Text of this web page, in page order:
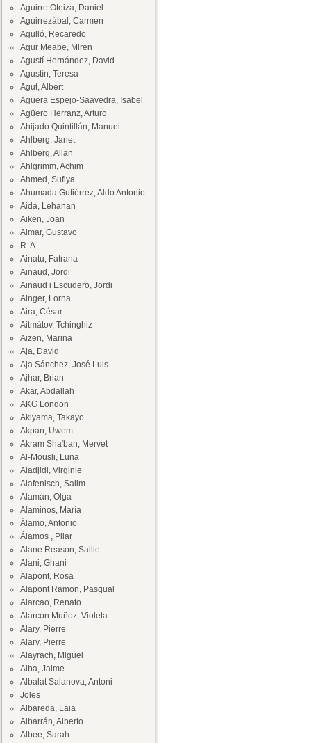
Aguirre Oteiza, Daniel
Aguirrezábal, Carmen
Agulló, Recaredo
Agur Meabe, Miren
Agustí Hernández, David
Agustín, Teresa
Agut, Albert
Agüera Espejo-Saavedra, Isabel
Agüero Herranz, Arturo
Ahijado Quintillán, Manuel
Ahlberg, Janet
Ahlberg, Allan
Ahlgrimm, Achim
Ahmed, Sufiya
Ahumada Gutiérrez, Aldo Antonio
Aida, Lehanan
Aiken, Joan
Aimar, Gustavo
R. A.
Ainatu, Fatrana
Ainaud, Jordi
Ainaud i Escudero, Jordi
Ainger, Lorna
Aira, César
Aitmátov, Tchinghiz
Aizen, Marina
Aja, David
Aja Sánchez, José Luis
Ajhar, Brian
Akar, Abdallah
AKG London
Akiyama, Takayo
Akpan, Uwem
Akram Sha'ban, Mervet
Al-Mousli, Luna
Aladjidi, Virginie
Alafenisch, Salim
Alamán, Olga
Alaminos, María
Álamo, Antonio
Álamos , Pilar
Alane Reason, Sallie
Alani, Ghani
Alapont, Rosa
Alapont Ramon, Pasqual
Alarcao, Renato
Alarcón Muñoz, Violeta
Alary, Pierre
Alary, Pierre
Alayrach, Miguel
Alba, Jaime
Albalat Salanova, Antoni
Joles
Albareda, Laia
Albarrán, Alberto
Albee, Sarah